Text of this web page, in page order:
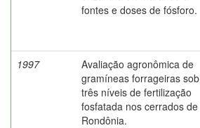
fontes e doses de fósforo.
1997
Avaliação agronômica de
gramíneas forrageiras sob
três níveis de fertilização
fosfatada nos cerrados de
Rondônia.